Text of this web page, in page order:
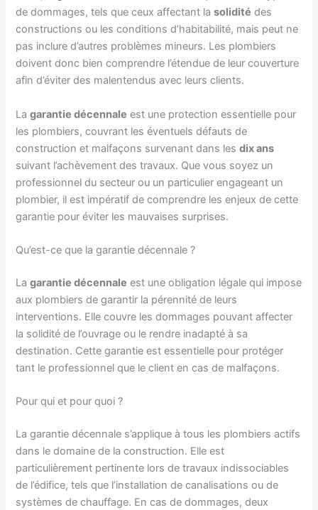
de dommages, tels que ceux affectant lasolidité des
constructions ou les conditions d’habitabilité, mais peut ne
pas inclure d’autres problèmes mineurs. Les plombiers
doivent donc bien comprendre l’étendue de leur couverture
afin d’éviter des malentendus avec leurs clients.
Lagarantie décennale est une protection essentielle pour
les plombiers, couvrant les éventuels défauts de
construction et malfaçons survenant dans lesdix ans
suivant l’achèvement des travaux. Que vous soyez un
professionnel du secteur ou un particulier engageant un
plombier, il est impératif de comprendre les enjeux de cette
garantie pour éviter les mauvaises surprises.
Qu’est-ce que la garantie décennale ?
Lagarantie décennale est une obligation légale qui impose
aux plombiers de garantir la pérennité de leurs
interventions. Elle couvre les dommages pouvant affecter
la solidité de l’ouvrage ou le rendre inadapté à sa
destination. Cette garantie est essentielle pour protéger
tant le professionnel que le client en cas de malfaçons.
Pour qui et pour quoi ?
La garantie décennale s’applique à tous les plombiers actifs
dans le domaine de la construction. Elle est
particulièrement pertinente lors de travaux indissociables
de l’édifice, tels que l’installation de canalisations ou de
systèmes de chauffage. En cas de dommages, deux